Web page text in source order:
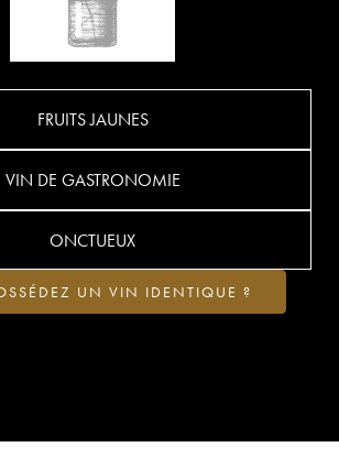
FRUITS JAUNES
VIN DE GASTRONOMIE
ONCTUEUX
UN VIN IDENTIQUE ?